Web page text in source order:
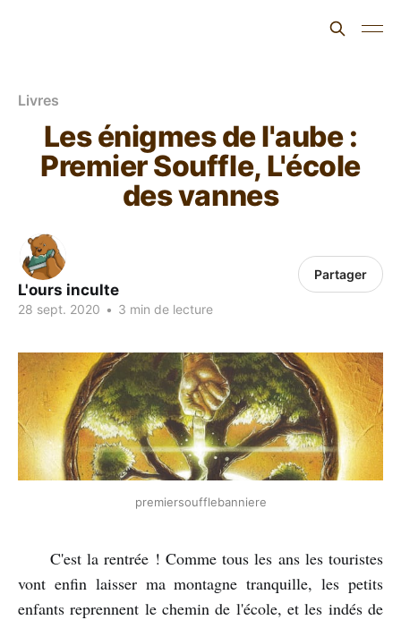
Livres
Les énigmes de l'aube :
Premier Souffle, L'école
des vannes
L'ours inculte
28 sept. 2020 • 3 min de lecture
Partager
premiersoufflebanniere
C'est la rentrée ! Comme tous les ans les touristes
vont enfin laisser ma montagne tranquille, les petits
enfants reprennent le chemin de l'école, et les indés de